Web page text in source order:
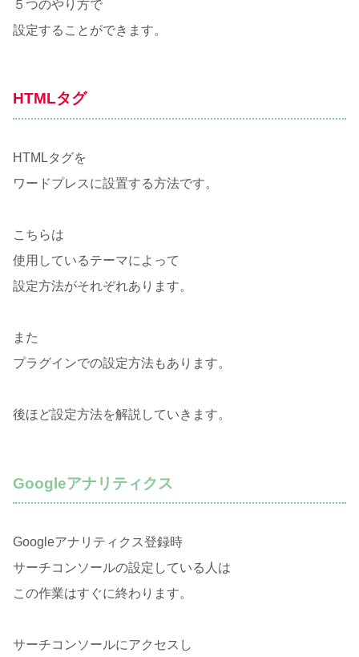
５つのやり方で
設定することができます。
HTMLタグ
HTMLタグを
ワードプレスに設置する方法です。
こちらは
使用しているテーマによって
設定方法がそれぞれあります。
また
プラグインでの設定方法もあります。
後ほど設定方法を解説していきます。
Googleアナリティクス
Googleアナリティクス登録時
サーチコンソールの設定している人は
この作業はすぐに終わります。
サーチコンソールにアクセスし